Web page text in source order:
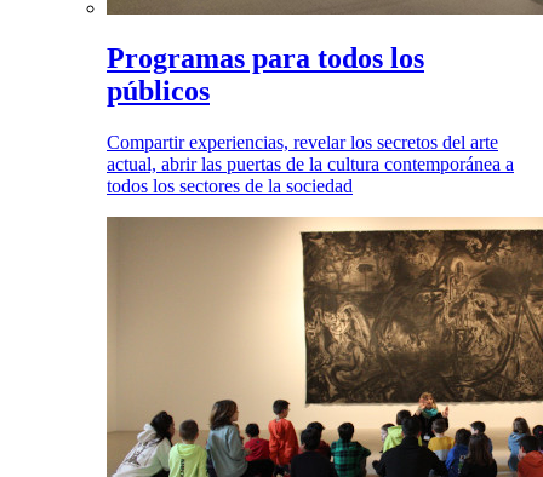
Programas para todos los
públicos
Compartir experiencias, revelar los secretos del arte
actual, abrir las puertas de la cultura contemporánea a
todos los sectores de la sociedad